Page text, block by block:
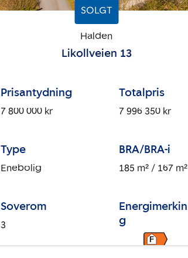
SOLGT
Halden
Likollveien 13
Prisantydning
7 800 000 kr
Totalpris
7 996 350 kr
Type
Enebolig
BRA/BRA-i
185 m² / 167 m²
Soverom
3
Energimerkin
g
F